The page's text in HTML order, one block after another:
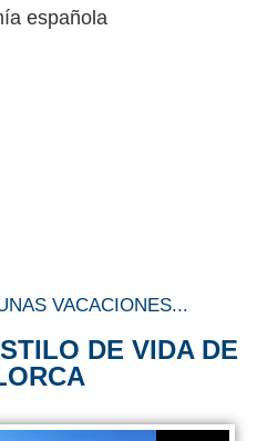
española
VACACIONES...
DE VIDA DE